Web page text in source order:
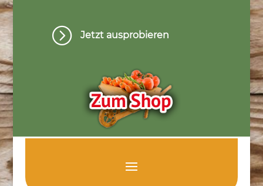
= Jetzt ausprobieren